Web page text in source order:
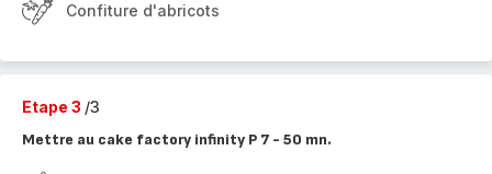
Confiture d'abricots
Etape 3 /3
Mettre au cake factory infinity P 7 - 50 mn.